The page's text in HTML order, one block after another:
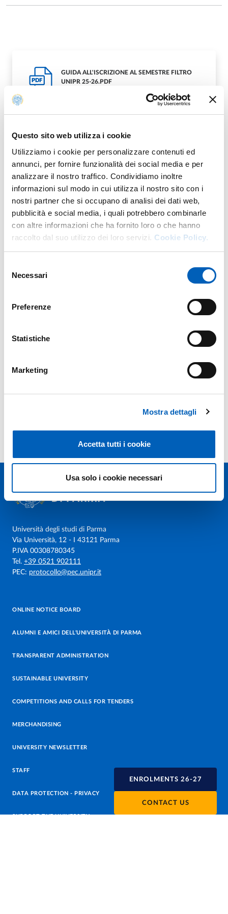
Questo sito web utilizza i cookie
Utilizziamo i cookie per personalizzare contenuti ed
annunci, per fornire funzionalità dei social media e per
analizzare il nostro traffico. Condividiamo inoltre
informazioni sul modo in cui utilizza il nostro sito con i
nostri partner che si occupano di analisi dei dati web,
pubblicità e social media, i quali potrebbero combinarle
con altre informazioni che ha fornito loro o che hanno
raccolto dal suo utilizzo dei loro servizi. Cookie Policy.
delNecessari
Preferenze
Statistiche
Marketing
Mostra dettagli
Accetta tutti i cookie
Usa solo i cookie necessari
ENROLMENTS 26-27
CONTACT US
PDF
GUIDA ALL'ISCRIZIONE AL SEMESTRE FILTRO
UNIPR 25-26.PDF
02/07/2025
Università degli studi di Parma
Via Università, 12 - I 43121 Parma
P.IVA 00308780345
Tel. +39 0521 902111
PEC: protocollo@pec.unipr.it
ONLINE NOTICE BOARD
ALUMNI E AMICI DELL’UNIVERSITÀ DI PARMA
TRANSPARENT ADMINISTRATION
SUSTAINABLE UNIVERSITY
COMPETITIONS AND CALLS FOR TENDERS
MERCHANDISING
UNIVERSITY NEWSLETTER
STAFF
DATA PROTECTION - PRIVACY
SUPPORT THE UNIVERSITY